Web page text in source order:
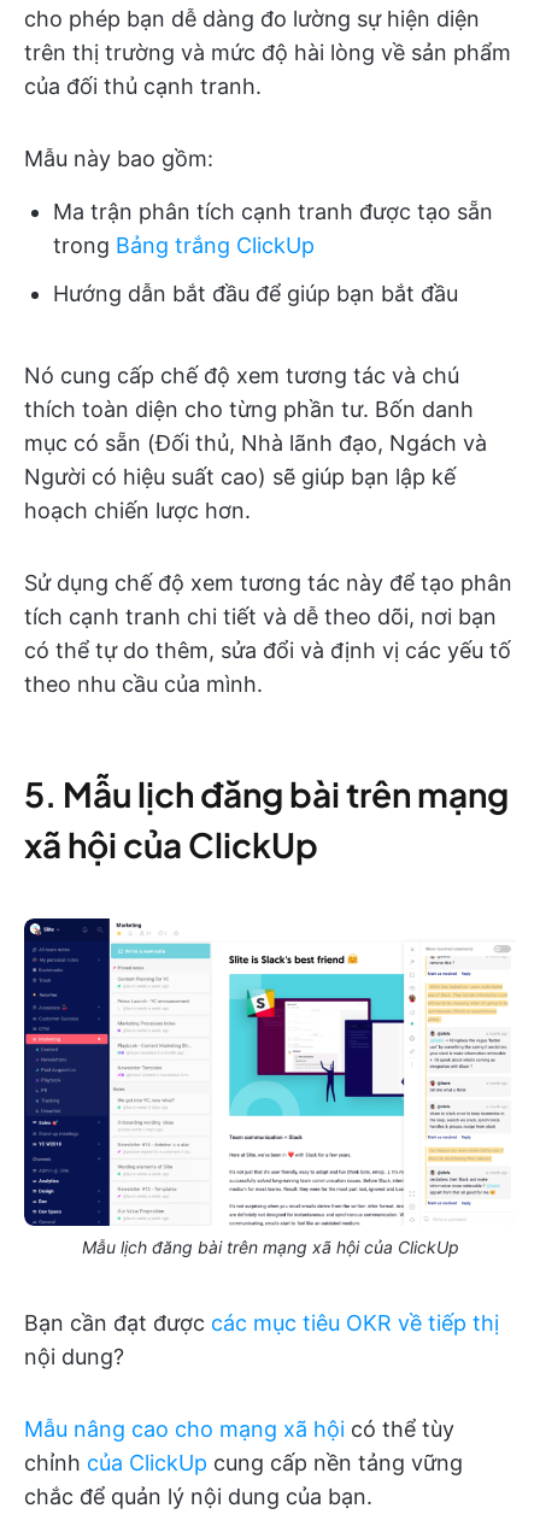
cho phép bạn dễ dàng đo lường sự hiện diện
trên thị trường và mức độ hài lòng về sản phẩm
của đối thủ cạnh tranh.
Mẫu này bao gồm:
Ma trận phân tích cạnh tranh được tạo sẵn
trong Bảng trắng ClickUp
Hướng dẫn bắt đầu để giúp bạn bắt đầu
Nó cung cấp chế độ xem tương tác và chú
thích toàn diện cho từng phần tư. Bốn danh
mục có sẵn (Đối thủ, Nhà lãnh đạo, Ngách và
Người có hiệu suất cao) sẽ giúp bạn lập kế
hoạch chiến lược hơn.
Sử dụng chế độ xem tương tác này để tạo phân
tích cạnh tranh chi tiết và dễ theo dõi, nơi bạn
có thể tự do thêm, sửa đổi và định vị các yếu tố
theo nhu cầu của mình.
5. Mẫu lịch đăng bài trên mạng
xã hội của ClickUp
Mẫu lịch đăng bài trên mạng xã hội của ClickUp
Bạn cần đạt được các mục tiêu OKR về tiếp thị
nội dung?
Mẫu nâng cao cho mạng xã hội có thể tùy
chỉnh của ClickUp cung cấp nền tảng vững
chắc để quản lý nội dung của bạn.